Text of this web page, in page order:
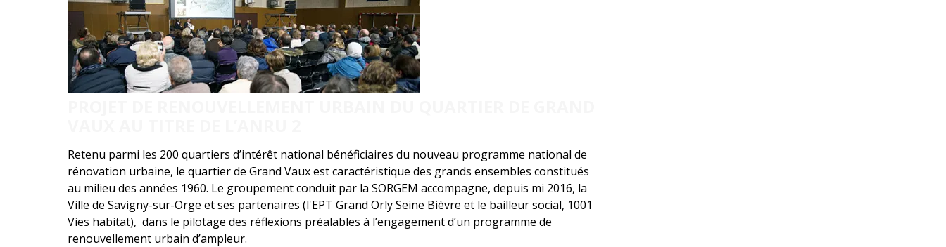
Retenu parmi les 200 quartiers d’intérêt national bénéficiaires du nouveau programme national de
rénovation urbaine, le quartier de Grand Vaux est caractéristique des grands ensembles constitués
au milieu des années 1960. Le groupement conduit par la SORGEM accompagne, depuis mi 2016, la
Ville de Savigny-sur-Orge et ses partenaires (l'EPT Grand Orly Seine Bièvre et le bailleur social, 1001
Vies habitat), dans le pilotage des réflexions préalables à l’engagement d’un programme de
renouvellement urbain d’ampleur.